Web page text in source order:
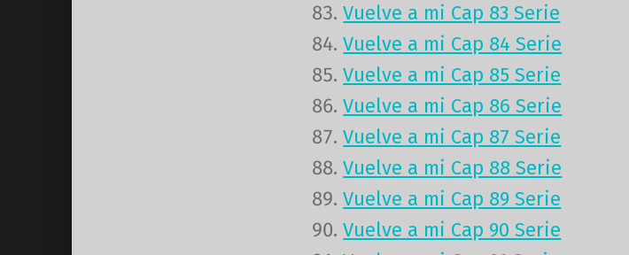
Vuelve a mi Cap 83 Serie
Vuelve a mi Cap 84 Serie
Vuelve a mi Cap 85 Serie
Vuelve a mi Cap 86 Serie
Vuelve a mi Cap 87 Serie
Vuelve a mi Cap 88 Serie
Vuelve a mi Cap 89 Serie
Vuelve a mi Cap 90 Serie